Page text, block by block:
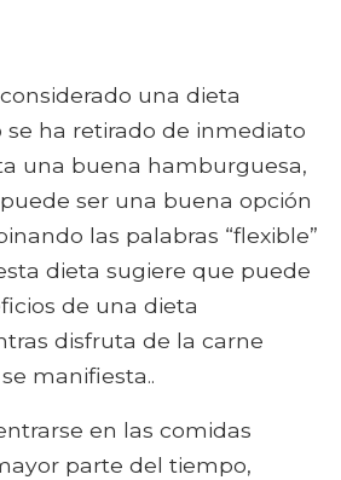
una dieta
ha retirado de inmediato
una buena hamburguesa,
ser una buena opción
las palabras “flexible”
dieta sugiere que puede
de una dieta
disfruta de la carne
manifiesta..
en las comidas
parte del tiempo,